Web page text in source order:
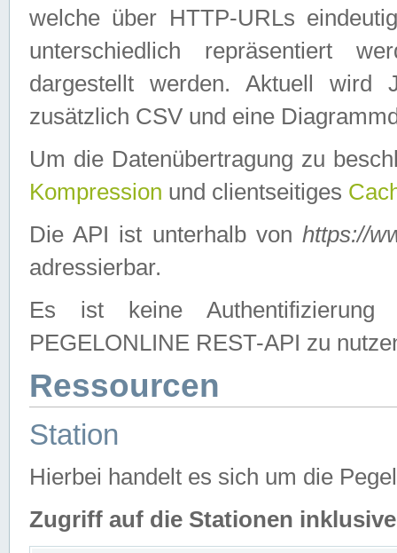
welche über HTTP-URLs
unterschiedlich repräsentiert
dargestellt werden. Aktuell wird
zusätzlich CSV und eine
Um die Datenübertragung zu
Kompression und clientseitiges
Die API ist unterhalb von https://
adressierbar.
Es ist keine
PEGELONLINE REST-API zu
Ressourcen
Station
Hierbei handelt es sich um die
Zugriff auf die Stationen